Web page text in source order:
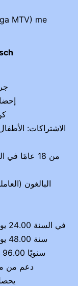
MTV) me
جربها 3
كن
¼ في السنة 24.00 يورو للأطفال 36.00 يورو للبالغين
½ سنة 48.00 يورو للأطفال 72.00 يورو للبالغين
سنويًا 96.00 يورو للأطفال 144.00 يورو للبالغين
دعم من